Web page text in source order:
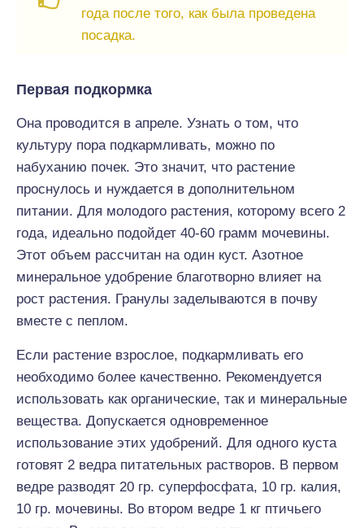
года после того, как была проведена
посадка.
Первая подкормка
Она проводится в апреле. Узнать о том, что
культуру пора подкармливать, можно по
набуханию почек. Это значит, что растение
проснулось и нуждается в дополнительном
питании. Для молодого растения, которому всего 2
года, идеально подойдет 40-60 грамм мочевины.
Этот объем рассчитан на один куст. Азотное
минеральное удобрение благотворно влияет на
рост растения. Гранулы заделываются в почву
вместе с пеплом.
Если растение взрослое, подкармливать его
необходимо более качественно. Рекомендуется
использовать как органические, так и минеральные
вещества. Допускается одновременное
использование этих удобрений. Для одного куста
готовят 2 ведра питательных растворов. В первом
ведре разводят 20 гр. суперфосфата, 10 гр. калия,
10 гр. мочевины. Во втором ведре 1 кг птичьего